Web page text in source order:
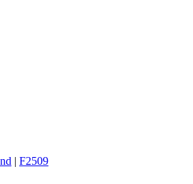
| F2509